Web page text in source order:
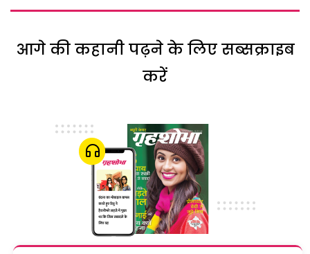
आगे की कहानी पढ़ने के लिए सब्सक्राइब
करें